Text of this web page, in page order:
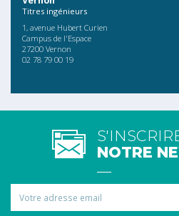
Titres ingénieurs
1, avenue Hubert Curien
Campus de l'Espace
27200 Vernon
02 78 79 00 19
NOTRE